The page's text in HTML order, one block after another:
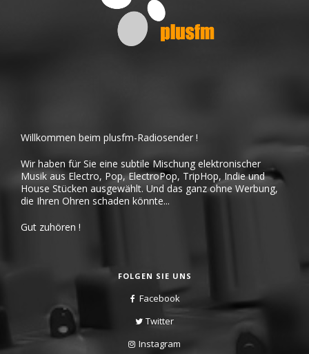
Willkommen beim plusfm-Radiosender !
Wir haben für Sie eine subtile Mischung elektronischer
Musik aus Electro, Pop, ElectroPop, TripHop, Indie und
House Stücken ausgewählt. Und das ganz ohne Werbung,
die Ihren Ohren schaden könnte...
Gut zuhören !
FOLGEN SIE UNS
Facebook
Twitter
Instagram